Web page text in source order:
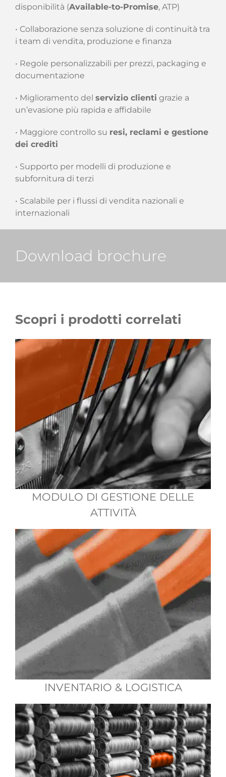
disponibilità (Available-to-Promise, ATP)
• Collaborazione senza soluzione di continuità tra
i team di vendita, produzione e finanza
• Regole personalizzabili per prezzi, packaging e
documentazione
• Miglioramento del servizio clienti grazie a
un’evasione più rapida e affidabile
• Maggiore controllo su resi, reclami e gestione
dei crediti
• Supporto per modelli di produzione e
subfornitura di terzi
• Scalabile per i flussi di vendita nazionali e
internazionali
Download brochure
Scopri i prodotti correlati
MODULO DI GESTIONE DELLE
ATTIVITÀ
INVENTARIO & LOGISTICA